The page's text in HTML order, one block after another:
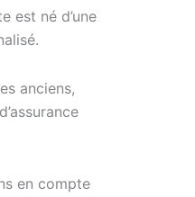
est né d’une
anciens,
en compte